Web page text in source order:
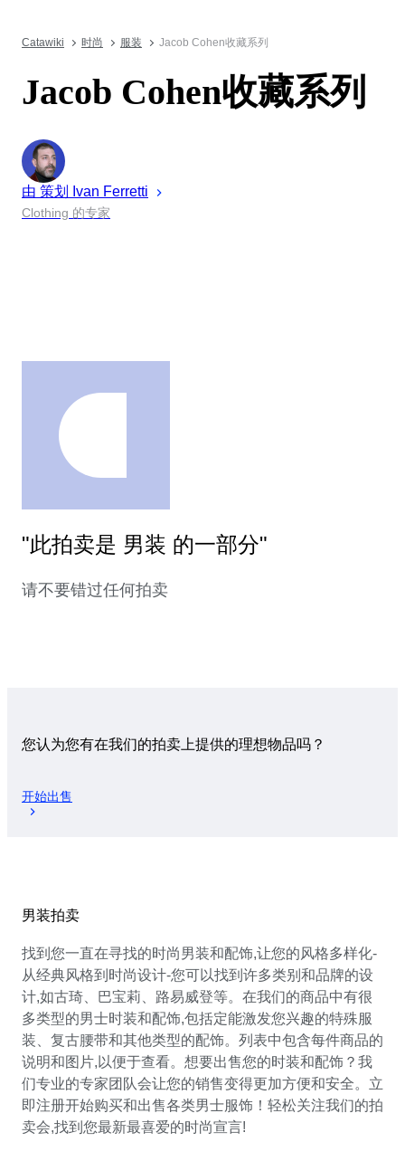
Catawiki 时尚 服装 Jacob Cohen收藏系列
Jacob Cohen收藏系列
由 策划 Ivan Ferretti
Clothing 的专家
"此拍卖是 男装 的一部分"
请不要错过任何拍卖
您认为您有在我们的拍卖上提供的理想物品吗？
开始出售
男装拍卖
找到您一直在寻找的时尚男装和配饰,让您的风格多样化-
从经典风格到时尚设计-您可以找到许多类别和品牌的设
计,如古琦、巴宝莉、路易威登等。在我们的商品中有很
多类型的男士时装和配饰,包括定能激发您兴趣的特殊服
装、复古腰带和其他类型的配饰。列表中包含每件商品的
说明和图片,以便于查看。想要出售您的时装和配饰？我
们专业的专家团队会让您的销售变得更加方便和安全。立
即注册开始购买和出售各类男士服饰！轻松关注我们的拍
卖会,找到您最新最喜爱的时尚宣言!